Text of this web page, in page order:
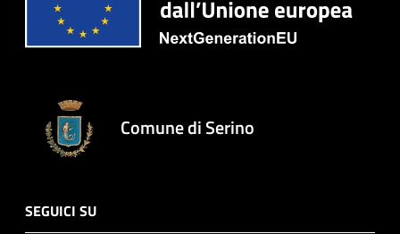
Comune di Serino
SEGUICI SU